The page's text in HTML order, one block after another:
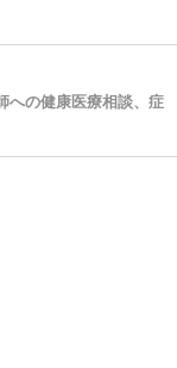
への健康医療相談、症